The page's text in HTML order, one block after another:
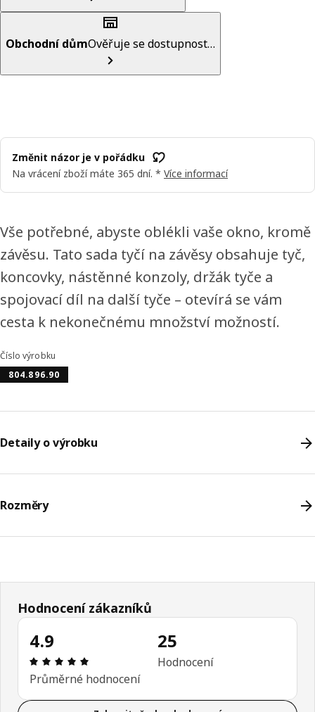
Obchodní důmOvěřuje se dostupnost…
Změnit názor je v pořádku
Na vrácení zboží máte 365 dní. * Více informací
Vše potřebné, abyste oblékli vaše okno, kromě
závěsu. Tato sada tyčí na závěsy obsahuje tyč,
koncovky, nástěnné konzoly, držák tyče a
spojovací díl na další tyče – otevírá se vám
cesta k nekonečnému množství možností.
Číslo výrobku
804.896.90
Detaily o výrobku
Rozměry
Hodnocení zákazníků
4.9
Hodnocení výrobku: 4.9 z 5 hvězdičky/hvězdiček
Průměrné hodnocení
25
Hodnocení